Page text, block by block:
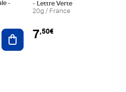
Ajouter au panier
- Lettre Verte
20g / France
7,50€